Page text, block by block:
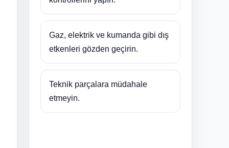
Gaz, elektrik ve kumanda gibi dış
etkenleri gözden geçirin.
Teknik parçalara müdahale
etmeyin.